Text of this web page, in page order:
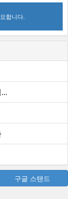
합니다.
구글 스탠드